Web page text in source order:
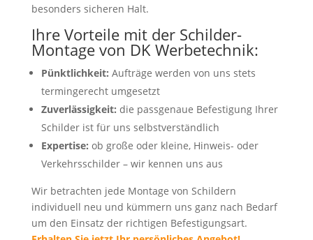
besonders sicheren Halt.
Ihre Vorteile mit der Schilder-
Montage von DK Werbetechnik:
Pünktlichkeit: Aufträge werden von uns stets
termingerecht umgesetzt
Zuverlässigkeit: die passgenaue Befestigung Ihrer
Schilder ist für uns selbstverständlich
Expertise: ob große oder kleine, Hinweis- oder
Verkehrsschilder – wir kennen uns aus
Wir betrachten jede Montage von Schildern
individuell neu und kümmern uns ganz nach Bedarf
um den Einsatz der richtigen Befestigungsart.